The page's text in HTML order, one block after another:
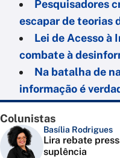
Pesquisadores
escapar de teorias
Lei de Acesso à
combate à
Na batalha de
informação é
Colunistas
Basília Rodrigues
Lira rebate
suplência